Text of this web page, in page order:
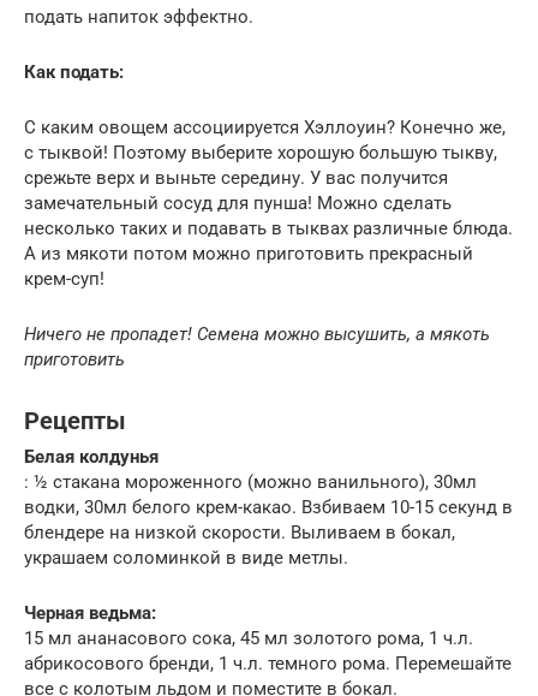
подать напиток эффектно.
Как подать:
С каким овощем ассоциируется Хэллоуин? Конечно же,
с тыквой! Поэтому выберите хорошую большую тыкву,
срежьте верх и выньте середину. У вас получится
замечательный сосуд для пунша! Можно сделать
несколько таких и подавать в тыквах различные блюда.
А из мякоти потом можно приготовить прекрасный
крем-суп!
Ничего не пропадет! Семена можно высушить, а мякоть
приготовить
Рецепты
Белая колдунья
: ½ стакана мороженного (можно ванильного), 30мл
водки, 30мл белого крем-какао. Взбиваем 10-15 секунд в
блендере на низкой скорости. Выливаем в бокал,
украшаем соломинкой в виде метлы.
Черная ведьма:
15 мл ананасового сока, 45 мл золотого рома, 1 ч.л.
абрикосового бренди, 1 ч.л. темного рома. Перемешайте
все с колотым льдом и поместите в бокал.